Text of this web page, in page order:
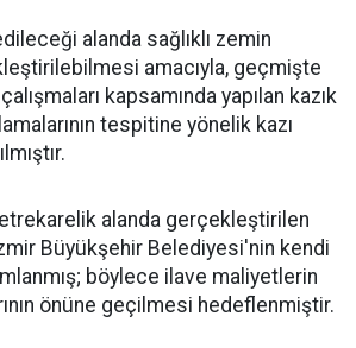
alanda sağlıklı zemin
amacıyla, geçmişte
kapsamında yapılan kazık
tespitine yönelik kazı
alanda gerçekleştirilen
Büyükşehir Belediyesi'nin kendi
böylece ilave maliyetlerin
önüne geçilmesi hedeflenmiştir.